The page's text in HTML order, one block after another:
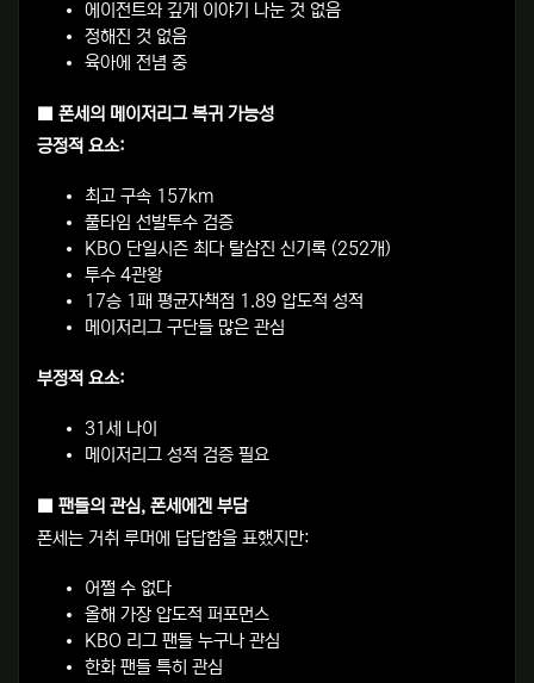
에이전트와 깊게 이야기 나눈 것 없음
정해진 것 없음
육아에 전념 중
■ 폰세의 메이저리그 복귀 가능성
긍정적 요소:
최고 구속 157km
풀타임 선발투수 검증
KBO 단일시즌 최다 탈삼진 신기록 (252개)
투수 4관왕
17승 1패 평균자책점 1.89 압도적 성적
메이저리그 구단들 많은 관심
부정적 요소:
31세 나이
메이저리그 성적 검증 필요
■ 팬들의 관심, 폰세에겐 부담
폰세는 거취 루머에 답답함을 표했지만:
어쩔 수 없다
올해 가장 압도적 퍼포먼스
KBO 리그 팬들 누구나 관심
한화 팬들 특히 관심